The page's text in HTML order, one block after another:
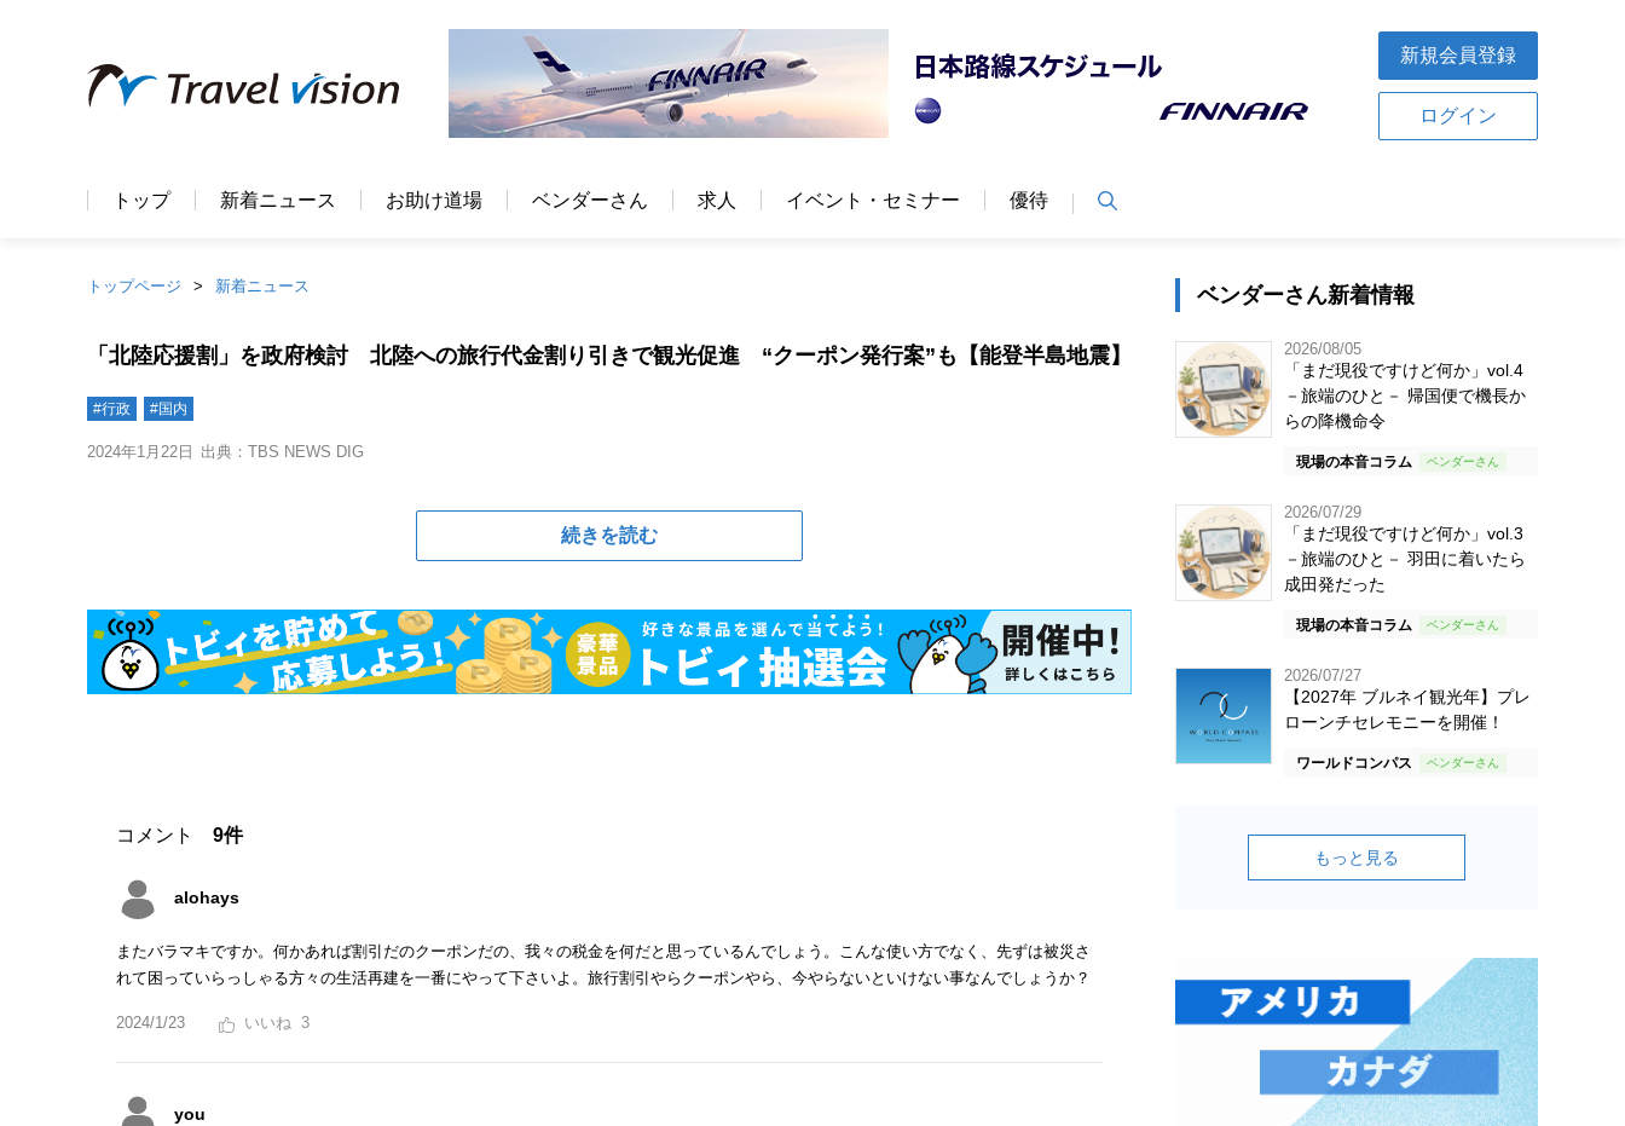
新規会員登録
ログイン
トップ 新着ニュース お助け道場 ベンダーさん 求人 イベント・セミナー 優待
トップページ 新着ニュース
「北陸応援割」を政府検討 北陸への旅行代金割り引きで観光促進 “クーポン発行案”も【能登半島地震】
#行政 #国内
2024年1月22日 出典：TBS NEWS DIG
続きを読む
コメント 9件
alohays
またバラマキですか。何かあれば割引だのクーポンだの、我々の税金を何だと思っているんでしょう。こんな使い方でなく、先ずは被災さ
れて困っていらっしゃる方々の生活再建を一番にやって下さいよ。旅行割引やらクーポンやら、今やらないといけない事なんでしょうか？
2024/1/23 3
you
ベンダーさん新着情報
2026/08/05
「まだ現役ですけど何か」vol.4
－旅端のひと－ 帰国便で機長か
らの降機命令
現場の本音コラム
2026/07/29
「まだ現役ですけど何か」vol.3
－旅端のひと－ 羽田に着いたら
成田発だった
現場の本音コラム
2026/07/27
【2027年 ブルネイ観光年】プレ
ローンチセレモニーを開催！
ワールドコンパス
もっと見る